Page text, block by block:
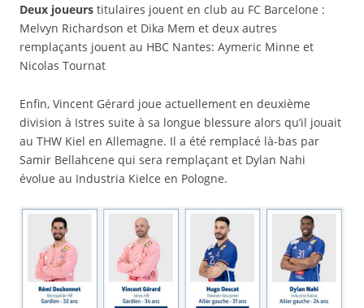
Deux joueurs titulaires jouent en club au FC Barcelone :
Melvyn Richardson et Dika Mem et deux autres
remplaçants jouent au HBC Nantes: Aymeric Minne et
Nicolas Tournat
Enfin, Vincent Gérard joue actuellement en deuxième
division à Istres suite à sa longue blessure alors qu’il jouait
au THW Kiel en Allemagne. Il a été remplacé là-bas par
Samir Bellahcene qui sera remplaçant et Dylan Nahi
évolue au Industria Kielce en Pologne.